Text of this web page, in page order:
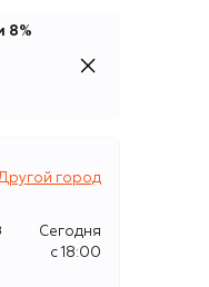
8%
Другой город
Сегодня
c 18:00